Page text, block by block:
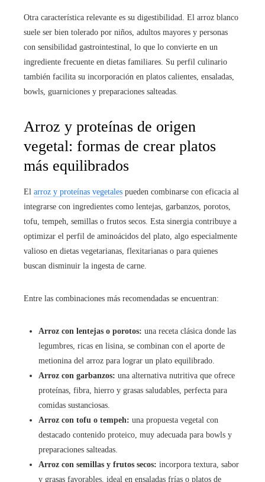
Otra característica relevante es su digestibilidad. El arroz blanco
suele ser bien tolerado por niños, adultos mayores y personas
con sensibilidad gastrointestinal, lo que lo convierte en un
ingrediente frecuente en dietas familiares. Su perfil culinario
también facilita su incorporación en platos calientes, ensaladas,
bowls, guarniciones y preparaciones salteadas.
Arroz y proteínas de origen
vegetal: formas de crear platos
más equilibrados
El arroz y proteínas vegetales pueden combinarse con eficacia al
integrarse con ingredientes como lentejas, garbanzos, porotos,
tofu, tempeh, semillas o frutos secos. Esta sinergia contribuye a
optimizar el perfil de aminoácidos del plato, algo especialmente
valioso en dietas vegetarianas, flexitarianas o para quienes
buscan disminuir la ingesta de carne.
Entre las combinaciones más recomendadas se encuentran:
Arroz con lentejas o porotos: una receta clásica donde las
legumbres, ricas en lisina, se combinan con el aporte de
metionina del arroz para lograr un plato equilibrado.
Arroz con garbanzos: una alternativa nutritiva que ofrece
proteínas, fibra, hierro y grasas saludables, perfecta para
comidas sustanciosas.
Arroz con tofu o tempeh: una propuesta vegetal con
destacado contenido proteico, muy adecuada para bowls y
preparaciones salteadas.
Arroz con semillas y frutos secos: incorpora textura, sabor
y grasas favorables, ideal en ensaladas frías o platos de